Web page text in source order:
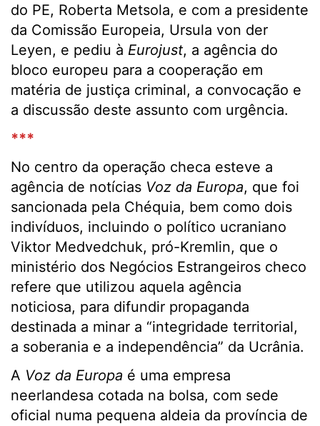
do PE, Roberta Metsola, e com a presidente
da Comissão Europeia, Ursula von der
Leyen, e pediu à Eurojust, a agência do
bloco europeu para a cooperação em
matéria de justiça criminal, a convocação e
a discussão deste assunto com urgência.
***
No centro da operação checa esteve a
agência de notícias Voz da Europa, que foi
sancionada pela Chéquia, bem como dois
indivíduos, incluindo o político ucraniano
Viktor Medvedchuk, pró-Kremlin, que o
ministério dos Negócios Estrangeiros checo
refere que utilizou aquela agência
noticiosa, para difundir propaganda
destinada a minar a “integridade territorial,
a soberania e a independência” da Ucrânia.
A Voz da Europa é uma empresa
neerlandesa cotada na bolsa, com sede
oficial numa pequena aldeia da província de